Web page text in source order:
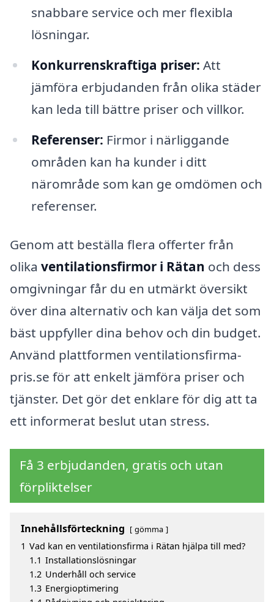
snabbare service och mer flexibla
lösningar.
Konkurrenskraftiga priser: Att
jämföra erbjudanden från olika städer
kan leda till bättre priser och villkor.
Referenser: Firmor i närliggande
områden kan ha kunder i ditt
närområde som kan ge omdömen och
referenser.
Genom att beställa flera offerter från
olika ventilationsfirmor i Rätan och dess
omgivningar får du en utmärkt översikt
över dina alternativ och kan välja det som
bäst uppfyller dina behov och din budget.
Använd plattformen ventilationsfirma-
pris.se för att enkelt jämföra priser och
tjänster. Det gör det enklare för dig att ta
ett informerat beslut utan stress.
Få 3 erbjudanden, gratis och utan
förpliktelser
Innehållsförteckning gömma
1 Vad kan en ventilationsfirma i Rätan hjälpa till med?
1.1 Installationslösningar
1.2 Underhåll och service
1.3 Energioptimering